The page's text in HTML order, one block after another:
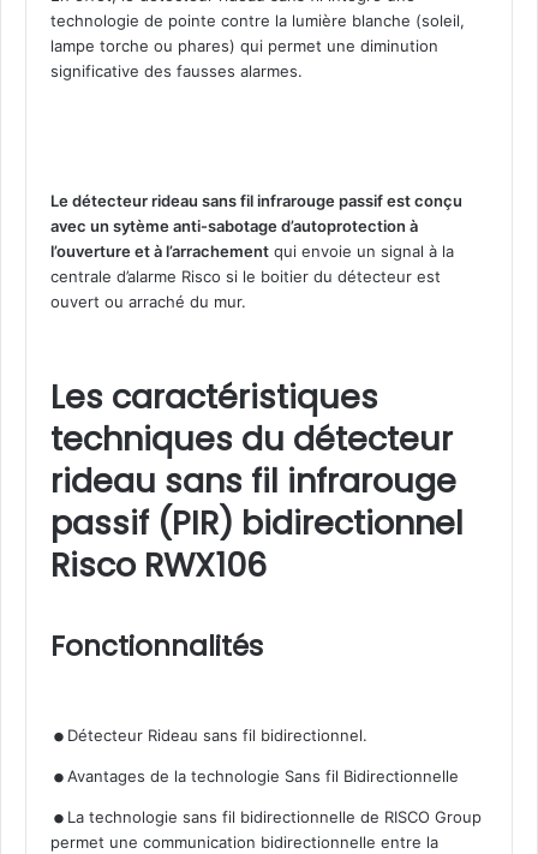
technologie de pointe contre la lumière blanche (soleil,
lampe torche ou phares) qui permet une diminution
significative des fausses alarmes.
Le détecteur rideau sans fil infrarouge passif est conçu
avec un sytème anti-sabotage d’autoprotection à
l’ouverture et à l’arrachement qui envoie un signal à la
centrale d’alarme Risco si le boitier du détecteur est
ouvert ou arraché du mur.
Les caractéristiques
techniques du détecteur
rideau sans fil infrarouge
passif (PIR) bidirectionnel
Risco RWX106
Fonctionnalités
. Détecteur Rideau sans fil bidirectionnel.
.Avantages de la technologie Sans fil Bidirectionnelle
. La technologie sans fil bidirectionnelle de RISCO Group
permet une communication bidirectionnelle entre la